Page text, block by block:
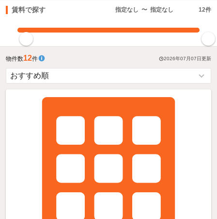
賃料で探す 指定なし 〜 指定なし 12件
物件数12件 2026年07月07日更新